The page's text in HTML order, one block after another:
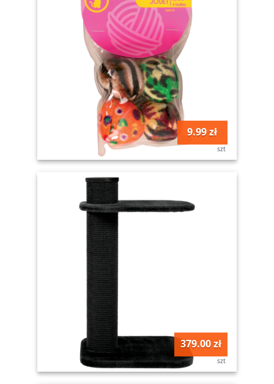
9.99 zł
szt
379.00 zł
szt